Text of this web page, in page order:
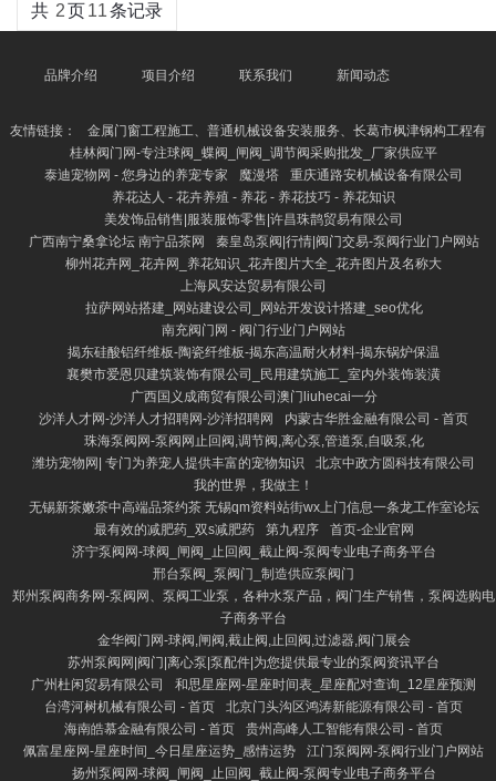
共 2页11条记录
品牌介绍 项目介绍 联系我们 新闻动态
友情链接：
金属门窗工程施工、普通机械设备安装服务、长葛市枫津钢构工程有
桂林阀门网-专注球阀_蝶阀_闸阀_调节阀采购批发_厂家供应平
泰迪宠物网 - 您身边的养宠专家
魔漫塔
重庆通路安机械设备有限公司
养花达人 - 花卉养殖 - 养花 - 养花技巧 - 养花知识
美发饰品销售|服装服饰零售|许昌珠鹊贸易有限公司
广西南宁桑拿论坛 南宁品茶网
秦皇岛泵阀|行情|阀门交易-泵阀行业门户网站
柳州花卉网_花卉网_养花知识_花卉图片大全_花卉图片及名称大
上海风安达贸易有限公司
拉萨网站搭建_网站建设公司_网站开发设计搭建_seo优化
南充阀门网 - 阀门行业门户网站
揭东硅酸铝纤维板-陶瓷纤维板-揭东高温耐火材料-揭东锅炉保温
襄樊市爱恩贝建筑装饰有限公司_民用建筑施工_室内外装饰装潢
广西国义成商贸有限公司澳门liuhecai一分
沙洋人才网-沙洋人才招聘网-沙洋招聘网
内蒙古华胜金融有限公司 - 首页
珠海泵阀网-泵阀网止回阀,调节阀,离心泵,管道泵,自吸泵,化
潍坊宠物网| 专门为养宠人提供丰富的宠物知识
北京中政方圆科技有限公司
我的世界，我做主！
无锡新茶嫩茶中高端品茶约茶 无锡qm资料站街wx上门信息一条龙工作室论坛
最有效的减肥药_双s减肥药
第九程序
首页-企业官网
济宁泵阀网-球阀_闸阀_止回阀_截止阀-泵阀专业电子商务平台
邢台泵阀_泵阀门_制造供应泵阀门
郑州泵阀商务网-泵阀网、泵阀工业泵，各种水泵产品，阀门生产销售，泵阀选购电
子商务平台
金华阀门网-球阀,闸阀,截止阀,止回阀,过滤器,阀门展会
苏州泵阀网|阀门|离心泵|泵配件|为您提供最专业的泵阀资讯平台
广州杜闲贸易有限公司
和思星座网-星座时间表_星座配对查询_12星座预测
台湾河树机械有限公司 - 首页
北京门头沟区鸿涛新能源有限公司 - 首页
海南皓慕金融有限公司 - 首页
贵州高峰人工智能有限公司 - 首页
佩富星座网-星座时间_今日星座运势_感情运势
江门泵阀网-泵阀行业门户网站
扬州泵阀网-球阀_闸阀_止回阀_截止阀-泵阀专业电子商务平台